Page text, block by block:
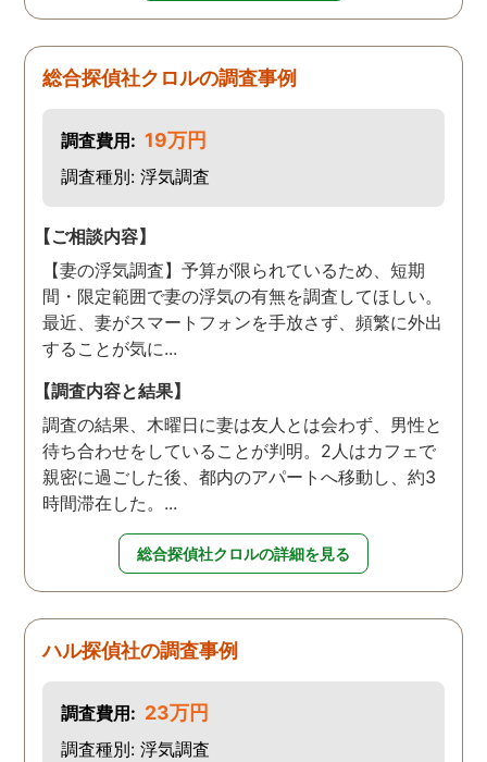
総合探偵社クロルの調査事例
調査費用: 19万円
調査種別: 浮気調査
【ご相談内容】
【妻の浮気調査】予算が限られているため、短期
間・限定範囲で妻の浮気の有無を調査してほしい。
最近、妻がスマートフォンを手放さず、頻繁に外出
することが気に...
【調査内容と結果】
調査の結果、木曜日に妻は友人とは会わず、男性と
待ち合わせをしていることが判明。2人はカフェで
親密に過ごした後、都内のアパートへ移動し、約3
時間滞在した。...
総合探偵社クロルの詳細を見る
ハル探偵社の調査事例
調査費用: 23万円
調査種別: 浮気調査